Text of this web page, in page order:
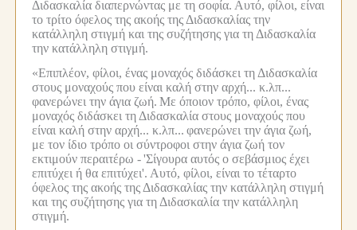
Διδασκαλία διαπερνώντας με τη σοφία. Αυτό, φίλοι, είναι
το τρίτο όφελος της ακοής της Διδασκαλίας την
κατάλληλη στιγμή και της συζήτησης για τη Διδασκαλία
την κατάλληλη στιγμή.
«Επιπλέον, φίλοι, ένας μοναχός διδάσκει τη Διδασκαλία
στους μοναχούς που είναι καλή στην αρχή... κ.λπ...
φανερώνει την άγια ζωή. Με όποιον τρόπο, φίλοι, ένας
μοναχός διδάσκει τη Διδασκαλία στους μοναχούς που
είναι καλή στην αρχή... κ.λπ... φανερώνει την άγια ζωή,
με τον ίδιο τρόπο οι σύντροφοι στην άγια ζωή τον
εκτιμούν περαιτέρω -'Σίγουρα αυτός ο σεβάσμιος έχει
επιτύχει ή θα επιτύχει'. Αυτό, φίλοι, είναι το τέταρτο
όφελος της ακοής της Διδασκαλίας την κατάλληλη στιγμή
και της συζήτησης για τη Διδασκαλία την κατάλληλη
στιγμή.